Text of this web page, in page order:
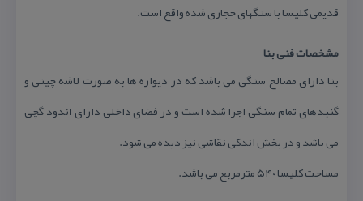
قدیمی كلیسا با سنگهای حجاری شده واقع است.
مشخصات فنی بنا
بنا دارای مصالح سنگی می باشد كه در دیواره ها به صورت لاشه چینی و
گنبدهای تمام سنگی اجرا شده است و در فضای داخلی دارای اندود گچی
می باشد و در بخش اندكی نقاشی نیز دیده می شود.
مساحت كلیسا ۵۴۰ مترمربع می باشد.